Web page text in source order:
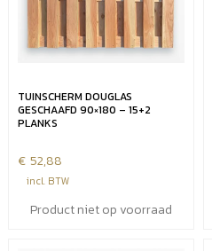
TUINSCHERM DOUGLAS
GESCHAAFD 90×180 – 15+2
PLANKS
€ 52,88
incl. BTW
Product niet op voorraad